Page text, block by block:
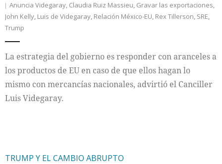
Anuncia Videgaray, Claudia Ruiz Massieu, Gravar las exportaciones,
John Kelly, Luis de Videgaray, Relación México-EU, Rex Tillerson, SRE,
Trump
La estrategia del gobierno es responder con aranceles a
los productos de EU en caso de que ellos hagan lo
mismo con mercancías nacionales, advirtió el Canciller
Luis Videgaray.
TRUMP Y EL CAMBIO ABRUPTO